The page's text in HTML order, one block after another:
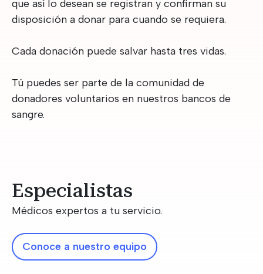
que así lo desean se registran y confirman su
disposición a donar para cuando se requiera.
Cada donación puede salvar hasta tres vidas.
Tú puedes ser parte de la comunidad de
donadores voluntarios en nuestros bancos de
sangre.
Especialistas
Médicos expertos a tu servicio.
Conoce a nuestro equipo